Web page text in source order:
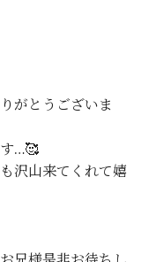
がとうございま
…🥰
沢山来てくれて嬉